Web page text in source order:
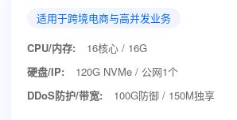
适用于跨境电商与高并发业务
CPU/内存:
16核心 / 16G
硬盘/IP:
120G NVMe / 公网1个
DDoS防护/带宽:
100G防御 / 150M独享